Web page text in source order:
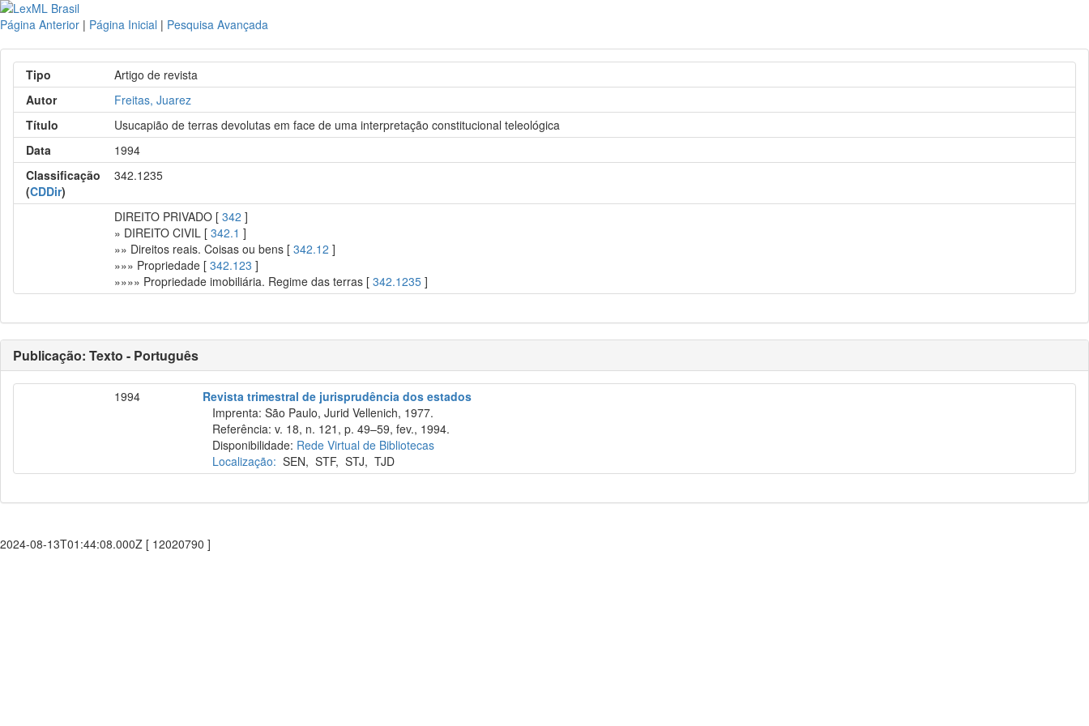
Página Anterior | Página Inicial | Pesquisa Avançada
Tipo
Artigo de revista
Autor
Freitas, Juarez
Título
Usucapião de terras devolutas em face de uma interpretação constitucional teleológica
Data
1994
Classificação
(CDDir)
342.1235
DIREITO PRIVADO [342 ]
» DIREITO CIVIL [342.1 ]
»» Direitos reais. Coisas ou bens [342.12 ]
»»» Propriedade [342.123 ]
»»»» Propriedade imobiliária. Regime das terras [342.1235 ]
Publicação: Texto - Português
1994
Revista trimestral de jurisprudência dos estados
Imprenta: São Paulo, Jurid Vellenich, 1977.
Referência: v. 18, n. 121, p. 49–59, fev., 1994.
Disponibilidade: Rede Virtual de Bibliotecas
Localização: SEN,STF,STJ,TJD
2024-08-13T01:44:08.000Z [ 12020790 ]